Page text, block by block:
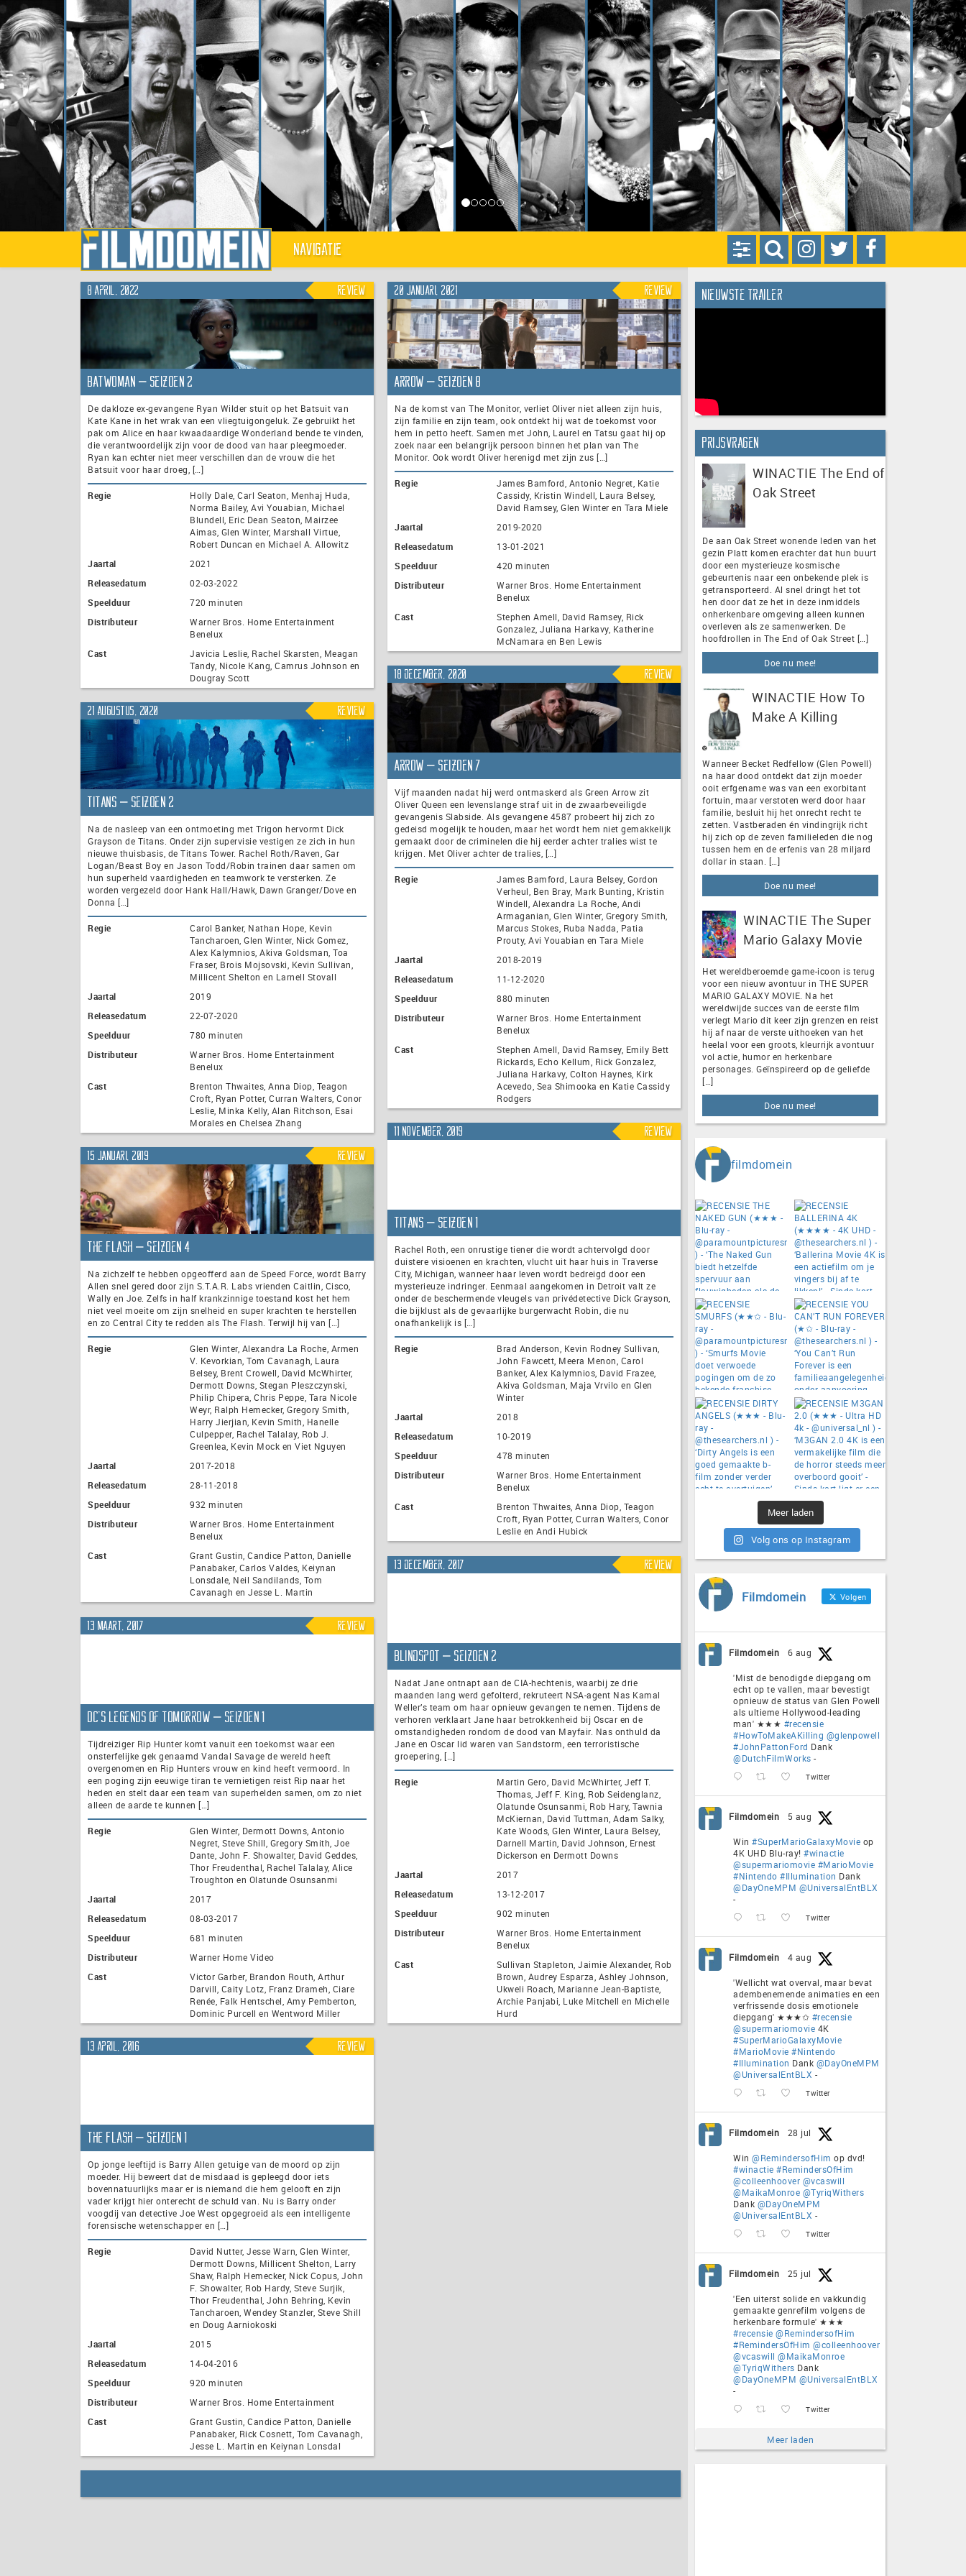
Navigatie
8 april, 2022 Review
Batwoman – seizoen 2
De dakloze ex-gevangene Ryan Wilder stuit op het Batsuit van
Kate Kane in het wrak van een vliegtuigongeluk. Ze gebruikt het
pak om Alice en haar kwaadaardige Wonderland bende te vinden,
die verantwoordelijk zijn voor de dood van haar pleegmoeder.
Ryan kan echter niet meer verschillen dan de vrouw die het
Batsuit voor haar droeg, […]
Regie
Holly Dale, Carl Seaton, Menhaj Huda,
Norma Bailey, Avi Youabian, Michael
Blundell, Eric Dean Seaton, Mairzee
Aimas, Glen Winter, Marshall Virtue,
Robert Duncan en Michael A. Allowitz
Jaartal
2021
Releasedatum
02-03-2022
Speelduur
720 minuten
Distributeur
Warner Bros. Home Entertainment
Benelux
Cast
Javicia Leslie, Rachel Skarsten, Meagan
Tandy, Nicole Kang, Camrus Johnson en
Dougray Scott
20 januari, 2021 Review
Arrow – seizoen 8
Na de komst van The Monitor, verliet Oliver niet alleen zijn huis,
zijn familie en zijn team, ook ontdekt hij wat de toekomst voor
hem in petto heeft. Samen met John, Laurel en Tatsu gaat hij op
zoek naar een belangrijk persoon binnen het plan van The
Monitor. Ook wordt Oliver herenigd met zijn zus […]
Regie
James Bamford, Antonio Negret, Katie
Cassidy, Kristin Windell, Laura Belsey,
David Ramsey, Glen Winter en Tara Miele
Jaartal
2019-2020
Releasedatum
13-01-2021
Speelduur
420 minuten
Distributeur
Warner Bros. Home Entertainment
Benelux
Cast
Stephen Amell, David Ramsey, Rick
Gonzalez, Juliana Harkavy, Katherine
McNamara en Ben Lewis
18 december, 2020 Review
Arrow – seizoen 7
Vijf maanden nadat hij werd ontmaskerd als Green Arrow zit
Oliver Queen een levenslange straf uit in de zwaarbeveiligde
gevangenis Slabside. Als gevangene 4587 probeert hij zich zo
gedeisd mogelijk te houden, maar het wordt hem niet gemakkelijk
gemaakt door de criminelen die hij eerder achter tralies wist te
krijgen. Met Oliver achter de tralies, […]
Regie
James Bamford, Laura Belsey, Gordon
Verheul, Ben Bray, Mark Bunting, Kristin
Windell, Alexandra La Roche, Andi
Armaganian, Glen Winter, Gregory Smith,
Marcus Stokes, Ruba Nadda, Patia
Prouty, Avi Youabian en Tara Miele
Jaartal
2018-2019
Releasedatum
11-12-2020
Speelduur
880 minuten
Distributeur
Warner Bros. Home Entertainment
Benelux
Cast
Stephen Amell, David Ramsey, Emily Bett
Rickards, Echo Kellum, Rick Gonzalez,
Juliana Harkavy, Colton Haynes, Kirk
Acevedo, Sea Shimooka en Katie Cassidy
Rodgers
21 augustus, 2020 Review
Titans – seizoen 2
Na de nasleep van een ontmoeting met Trigon hervormt Dick
Grayson de Titans. Onder zijn supervisie vestigen ze zich in hun
nieuwe thuisbasis, de Titans Tower. Rachel Roth/Raven, Gar
Logan/Beast Boy en Jason Todd/Robin trainen daar samen om
hun superheld vaardigheden en teamwork te versterken. Ze
worden vergezeld door Hank Hall/Hawk, Dawn Granger/Dove en
Donna […]
Regie
Carol Banker, Nathan Hope, Kevin
Tancharoen, Glen Winter, Nick Gomez,
Alex Kalymnios, Akiva Goldsman, Toa
Fraser, Brois Mojsovski, Kevin Sullivan,
Millicent Shelton en Larnell Stovall
Jaartal
2019
Releasedatum
22-07-2020
Speelduur
780 minuten
Distributeur
Warner Bros. Home Entertainment
Benelux
Cast
Brenton Thwaites, Anna Diop, Teagon
Croft, Ryan Potter, Curran Walters, Conor
Leslie, Minka Kelly, Alan Ritchson, Esai
Morales en Chelsea Zhang
11 november, 2019 Review
Titans – seizoen 1
Rachel Roth, een onrustige tiener die wordt achtervolgd door
duistere visioenen en krachten, vlucht uit haar huis in Traverse
City, Michigan, wanneer haar leven wordt bedreigd door een
mysterieuze indringer. Eenmaal aangekomen in Detroit valt ze
onder de beschermende vleugels van privédetective Dick Grayson,
die bijklust als de gevaarlijke burgerwacht Robin, die nu
onafhankelijk is […]
Regie
Brad Anderson, Kevin Rodney Sullivan,
John Fawcett, Meera Menon, Carol
Banker, Alex Kalymnios, David Frazee,
Akiva Goldsman, Maja Vrvilo en Glen
Winter
Jaartal
2018
Releasedatum
10-2019
Speelduur
478 minuten
Distributeur
Warner Bros. Home Entertainment
Benelux
Cast
Brenton Thwaites, Anna Diop, Teagon
Croft, Ryan Potter, Curran Walters, Conor
Leslie en Andi Hubick
15 januari, 2019 Review
The Flash – seizoen 4
Na zichzelf te hebben opgeofferd aan de Speed Force, wordt Barry
Allen snel gered door zijn S.T.A.R. Labs vrienden Caitlin, Cisco,
Wally en Joe. Zelfs in half krankzinnige toestand kost het hem
niet veel moeite om zijn snelheid en super krachten te herstellen
en zo Central City te redden als The Flash. Terwijl hij van […]
Regie
Glen Winter, Alexandra La Roche, Armen
V. Kevorkian, Tom Cavanagh, Laura
Belsey, Brent Crowell, David McWhirter,
Dermott Downs, Stegan Pleszczynski,
Philip Chipera, Chris Peppe, Tara Nicole
Weyr, Ralph Hemecker, Gregory Smith,
Harry Jierjian, Kevin Smith, Hanelle
Culpepper, Rachel Talalay, Rob J.
Greenlea, Kevin Mock en Viet Nguyen
Jaartal
2017-2018
Releasedatum
28-11-2018
Speelduur
932 minuten
Distributeur
Warner Bros. Home Entertainment
Benelux
Cast
Grant Gustin, Candice Patton, Danielle
Panabaker, Carlos Valdes, Keiynan
Lonsdale, Neil Sandilands, Tom
Cavanagh en Jesse L. Martin
13 december, 2017 Review
Blindspot – seizoen 2
Nadat Jane ontnapt aan de CIA-hechtenis, waarbij ze drie
maanden lang werd gefolterd, rekruteert NSA-agent Nas Kamal
Weller’s team om haar opnieuw gevangen te nemen. Tijdens de
verhoren verklaart Jane haar betrokkenheid bij Oscar en de
omstandigheden rondom de dood van Mayfair. Nas onthuld da
Jane en Oscar lid waren van Sandstorm, een terroristische
groepering, […]
Regie
Martin Gero, David McWhirter, Jeff T.
Thomas, Jeff F. King, Rob Seidenglanz,
Olatunde Osunsanmi, Rob Hary, Tawnia
McKiernan, David Tuttman, Adam Salky,
Kate Woods, Glen Winter, Laura Belsey,
Darnell Martin, David Johnson, Ernest
Dickerson en Dermott Downs
Jaartal
2017
Releasedatum
13-12-2017
Speelduur
902 minuten
Distributeur
Warner Bros. Home Entertainment
Benelux
Cast
Sullivan Stapleton, Jaimie Alexander, Rob
Brown, Audrey Esparza, Ashley Johnson,
Ukweli Roach, Marianne Jean-Baptiste,
Archie Panjabi, Luke Mitchell en Michelle
Hurd
13 maart, 2017 Review
DC’s Legends of Tomorrow – seizoen 1
Tijdreiziger Rip Hunter komt vanuit een toekomst waar een
onsterfelijke gek genaamd Vandal Savage de wereld heeft
overgenomen en Rip Hunters vrouw en kind heeft vermoord. In
een poging zijn eeuwige tiran te vernietigen reist Rip naar het
heden en stelt daar een team van superhelden samen, om zo niet
alleen de aarde te kunnen […]
Regie
Glen Winter, Dermott Downs, Antonio
Negret, Steve Shill, Gregory Smith, Joe
Dante, John F. Showalter, David Geddes,
Thor Freudenthal, Rachel Talalay, Alice
Troughton en Olatunde Osunsanmi
Jaartal
2017
Releasedatum
08-03-2017
Speelduur
681 minuten
Distributeur
Warner Home Video
Cast
Victor Garber, Brandon Routh, Arthur
Darvill, Caity Lotz, Franz Drameh, Ciare
Renée, Falk Hentschel, Amy Pemberton,
Dominic Purcell en Wentword Miller
13 april, 2016 Review
The Flash – seizoen 1
Op jonge leeftijd is Barry Allen getuige van de moord op zijn
moeder. Hij beweert dat de misdaad is gepleegd door iets
bovennatuurlijks maar er is niemand die hem gelooft en zijn
vader krijgt hier onterecht de schuld van. Nu is Barry onder
voogdij van detective Joe West opgegroeid als een intelligente
forensische wetenschapper en […]
Regie
David Nutter, Jesse Warn, Glen Winter,
Dermott Downs, Millicent Shelton, Larry
Shaw, Ralph Hemecker, Nick Copus, John
F. Showalter, Rob Hardy, Steve Surjik,
Thor Freudenthal, John Behring, Kevin
Tancharoen, Wendey Stanzler, Steve Shill
en Doug Aarniokoski
Jaartal
2015
Releasedatum
14-04-2016
Speelduur
920 minuten
Distributeur
Warner Bros. Home Entertainment
Cast
Grant Gustin, Candice Patton, Danielle
Panabaker, Rick Cosnett, Tom Cavanagh,
Jesse L. Martin en Keiynan Lonsdal
Nieuwste trailer
Prijsvragen
WINACTIE The End of
Oak Street
De aan Oak Street wonende leden van het
gezin Platt komen erachter dat hun buurt
door een mysterieuze kosmische
gebeurtenis naar een onbekende plek is
getransporteerd. Al snel dringt het tot
hen door dat ze het in deze inmiddels
onherkenbare omgeving alleen kunnen
overleven als ze samenwerken. De
hoofdrollen in The End of Oak Street […]
Doe nu mee!
WINACTIE How To
Make A Killing
Wanneer Becket Redfellow (Glen Powell)
na haar dood ontdekt dat zijn moeder
ooit erfgename was van een exorbitant
fortuin, maar verstoten werd door haar
familie, besluit hij het onrecht recht te
zetten. Vastberaden én vindingrijk richt
hij zich op de zeven familieleden die nog
tussen hem en de erfenis van 28 miljard
dollar in staan. […]
Doe nu mee!
WINACTIE The Super
Mario Galaxy Movie
Het wereldberoemde game-icoon is terug
voor een nieuw avontuur in THE SUPER
MARIO GALAXY MOVIE. Na het
wereldwijde succes van de eerste film
verlegt Mario dit keer zijn grenzen en reist
hij af naar de verste uithoeken van het
heelal voor een groots, kleurrijk avontuur
vol actie, humor en herkenbare
personages. Geïnspireerd op de geliefde
[…]
Doe nu mee!
filmdomein
Meer laden
Volg ons op Instagram
Filmdomein Volgen
Filmdomein 6 aug
'Mist de benodigde diepgang om
echt op te vallen, maar bevestigt
opnieuw de status van Glen Powell
als ultieme Hollywood-leading
man' ★★★ #recensie
#HowToMakeAKilling @glenpowell
#JohnPattonFord Dank
@DutchFilmWorks -
Twitter
Filmdomein 5 aug
Win #SuperMarioGalaxyMovie op
4K UHD Blu-ray! #winactie
@supermariomovie #MarioMovie
#Nintendo #Illumination Dank
@DayOneMPM @UniversalEntBLX
-
Twitter
Filmdomein 4 aug
'Wellicht wat overval, maar bevat
adembenemende animaties en een
verfrissende dosis emotionele
diepgang' ★★★✩ #recensie
@supermariomovie 4K
#SuperMarioGalaxyMovie
#MarioMovie #Nintendo
#Illumination Dank @DayOneMPM
@UniversalEntBLX -
Twitter
Filmdomein 28 jul
Win @RemindersofHim op dvd!
#winactie #RemindersOfHim
@colleenhoover @vcaswill
@MaikaMonroe @TyriqWithers
Dank @DayOneMPM
@UniversalEntBLX -
Twitter
Filmdomein 25 jul
'Een uiterst solide en vakkundig
gemaakte genrefilm volgens de
herkenbare formule' ★★★
#recensie @RemindersofHim
#RemindersOfHim @colleenhoover
@vcaswill @MaikaMonroe
@TyriqWithers Dank
@DayOneMPM @UniversalEntBLX
-
Twitter
Meer laden